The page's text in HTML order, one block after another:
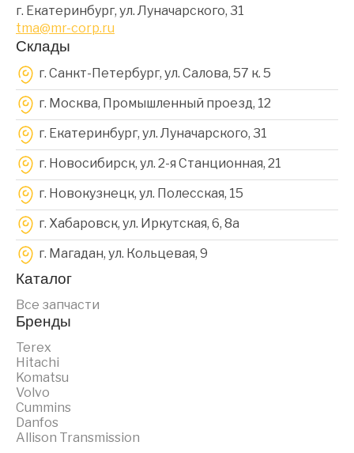
г. Екатеринбург, ул. Луначарского, 31
tma@mr-corp.ru
Склады
г. Санкт-Петербург, ул. Салова, 57 к. 5
г. Москва, Промышленный проезд, 12
г. Екатеринбург, ул. Луначарского, 31
г. Новосибирск, ул. 2-я Станционная, 21
г. Новокузнецк, ул. Полесская, 15
г. Хабаровск, ул. Иркутская, 6, 8a
г. Магадан, ул. Кольцевая, 9
Каталог
Все запчасти
Бренды
Terex
Hitachi
Komatsu
Volvo
Cummins
Danfos
Allison Transmission